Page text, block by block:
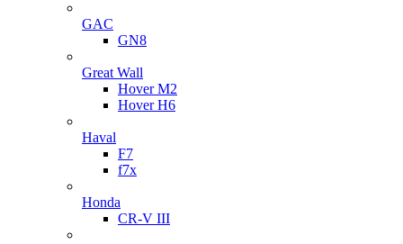
GAC
GN8
Great Wall
Hover M2
Hover H6
Haval
F7
f7x
Honda
CR-V III